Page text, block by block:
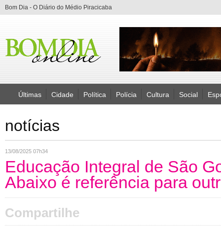
Bom Dia - O Diário do Médio Piracicaba
Últimas Cidade Política Polícia Cultura Social
notícias
13/08/2025 07h34
Educação Integral de São
Abaixo é referência para
Compartilhe